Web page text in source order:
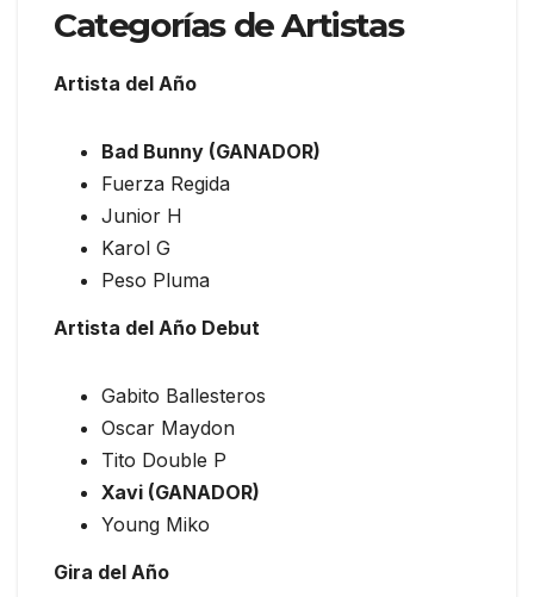
Categorías de Artistas
Artista del Año
Bad Bunny (GANADOR)
Fuerza Regida
Junior H
Karol G
Peso Pluma
Artista del Año Debut
Gabito Ballesteros
Oscar Maydon
Tito Double P
Xavi (GANADOR)
Young Miko
Gira del Año